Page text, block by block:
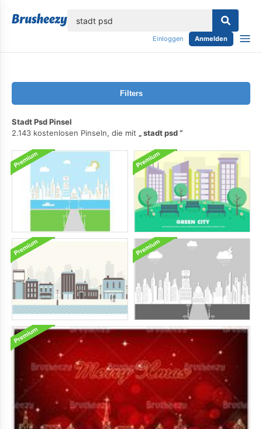
Einloggen Anmelden
Filters
Stadt Psd Pinsel
2.143 kostenlosen Pinseln, die mit
stadt psd